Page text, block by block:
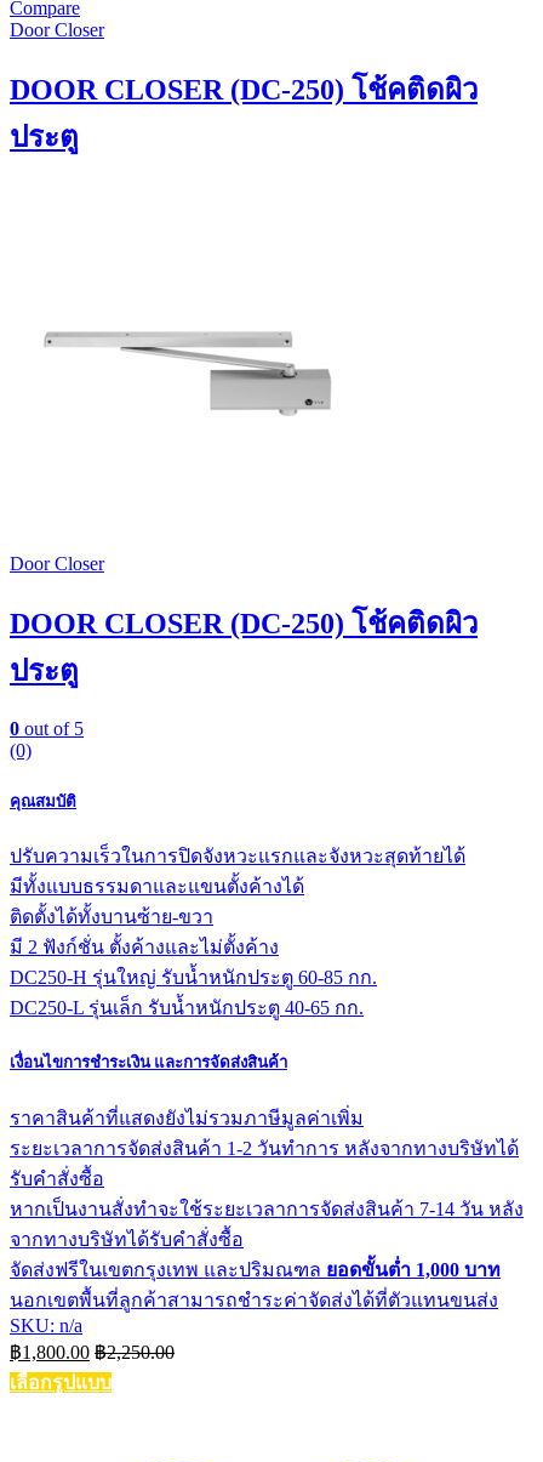
Compare
Door Closer
DOOR CLOSER (DC-250) โช้คติดผิว
ประตู
Door Closer
DOOR CLOSER (DC-250) โช้คติดผิว
ประตู
0 out of 5
(0)
คุณสมบัติ
ปรับความเร็วในการปิดจังหวะแรกและจังหวะสุดท้ายได้
มีทั้งแบบธรรมดาและแขนตั้งค้างได้
ติดตั้งได้ทั้งบานซ้าย-ขวา
มี 2 ฟังก์ชั่น ตั้งค้างและไม่ตั้งค้าง
DC250-H รุ่นใหญ่ รับน้ำหนักประตู 60-85 กก.
DC250-L รุ่นเล็ก รับน้ำหนักประตู 40-65 กก.
เงื่อนไขการชำระเงิน และการจัดส่งสินค้า
ราคาสินค้าที่แสดงยังไม่รวมภาษีมูลค่าเพิ่ม
ระยะเวลาการจัดส่งสินค้า 1-2 วันทำการ หลังจากทางบริษัทได้
รับคำสั่งซื้อ
หากเป็นงานสั่งทำจะใช้ระยะเวลาการจัดส่งสินค้า 7-14 วัน หลัง
จากทางบริษัทได้รับคำสั่งซื้อ
จัดส่งฟรีในเขตกรุงเทพ และปริมณฑล ยอดขั้นต่ำ 1,000 บาท
นอกเขตพื้นที่ลูกค้าสามารถชำระค่าจัดส่งได้ที่ตัวแทนขนส่ง
SKU: n/a
฿1,800.00 ฿2,250.00
เลือกรูปแบบ